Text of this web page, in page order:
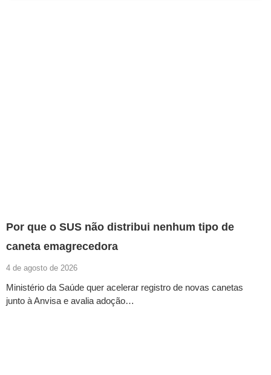
Por que o SUS não distribui nenhum tipo de
caneta emagrecedora
4 de agosto de 2026
Ministério da Saúde quer acelerar registro de novas canetas
junto à Anvisa e avalia adoção…